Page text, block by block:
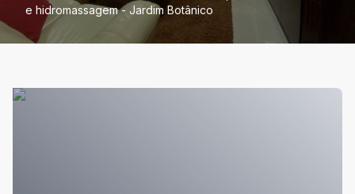
e hidromassagem - Jardim Botânico